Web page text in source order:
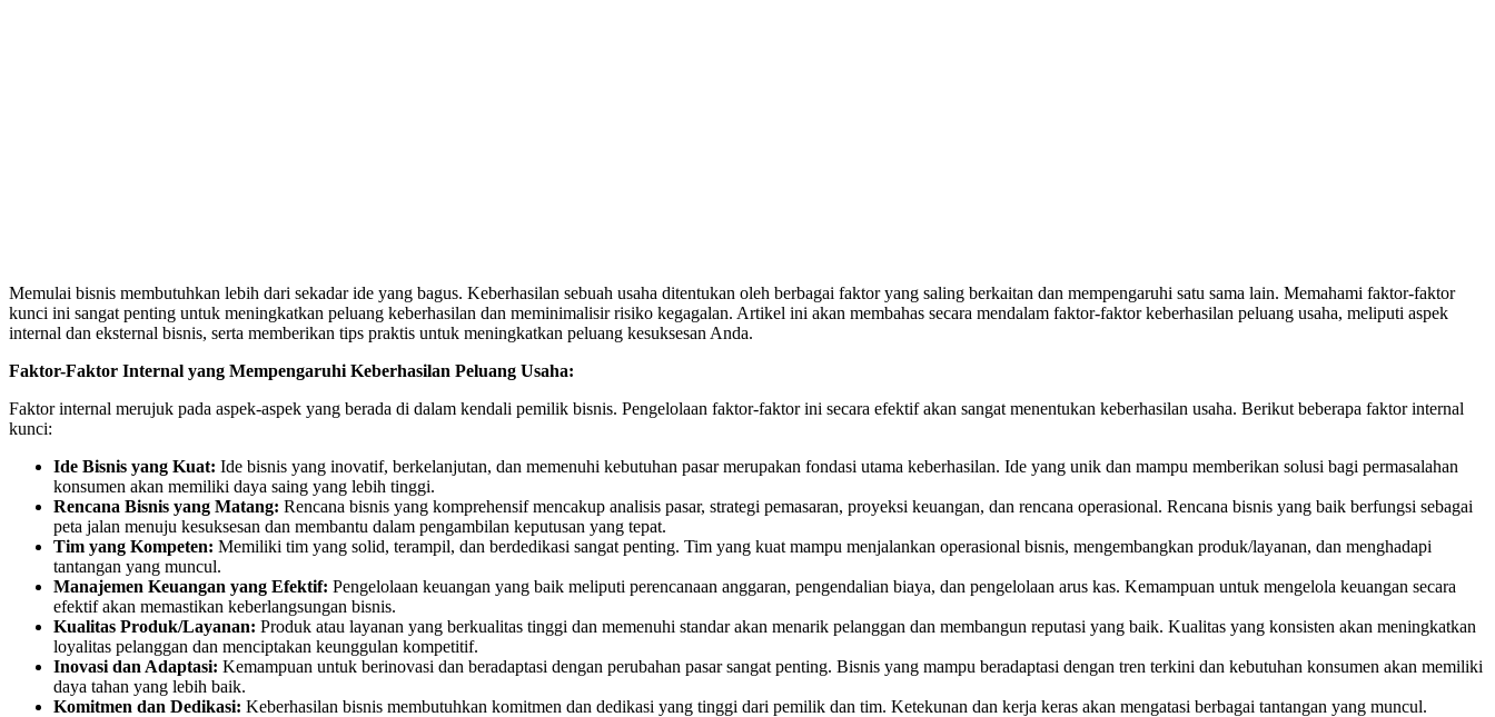
Memulai bisnis membutuhkan lebih dari sekadar ide yang bagus. Keberhasilan sebuah usaha ditentukan oleh berbagai faktor yang saling berkaitan dan mempengaruhi satu sama lain. Memahami faktor-faktor
kunci ini sangat penting untuk meningkatkan peluang keberhasilan dan meminimalisir risiko kegagalan. Artikel ini akan membahas secara mendalam faktor-faktor keberhasilan peluang usaha, meliputi aspek
internal dan eksternal bisnis, serta memberikan tips praktis untuk meningkatkan peluang kesuksesan Anda.
Faktor-Faktor Internal yang Mempengaruhi Keberhasilan Peluang Usaha:
Faktor internal merujuk pada aspek-aspek yang berada di dalam kendali pemilik bisnis. Pengelolaan faktor-faktor ini secara efektif akan sangat menentukan keberhasilan usaha. Berikut beberapa faktor internal
kunci:
Ide Bisnis yang Kuat: Ide bisnis yang inovatif, berkelanjutan, dan memenuhi kebutuhan pasar merupakan fondasi utama keberhasilan. Ide yang unik dan mampu memberikan solusi bagi permasalahan
konsumen akan memiliki daya saing yang lebih tinggi.
Rencana Bisnis yang Matang: Rencana bisnis yang komprehensif mencakup analisis pasar, strategi pemasaran, proyeksi keuangan, dan rencana operasional. Rencana bisnis yang baik berfungsi sebagai
peta jalan menuju kesuksesan dan membantu dalam pengambilan keputusan yang tepat.
Tim yang Kompeten: Memiliki tim yang solid, terampil, dan berdedikasi sangat penting. Tim yang kuat mampu menjalankan operasional bisnis, mengembangkan produk/layanan, dan menghadapi
tantangan yang muncul.
Manajemen Keuangan yang Efektif: Pengelolaan keuangan yang baik meliputi perencanaan anggaran, pengendalian biaya, dan pengelolaan arus kas. Kemampuan untuk mengelola keuangan secara
efektif akan memastikan keberlangsungan bisnis.
Kualitas Produk/Layanan: Produk atau layanan yang berkualitas tinggi dan memenuhi standar akan menarik pelanggan dan membangun reputasi yang baik. Kualitas yang konsisten akan meningkatkan
loyalitas pelanggan dan menciptakan keunggulan kompetitif.
Inovasi dan Adaptasi: Kemampuan untuk berinovasi dan beradaptasi dengan perubahan pasar sangat penting. Bisnis yang mampu beradaptasi dengan tren terkini dan kebutuhan konsumen akan memiliki
daya tahan yang lebih baik.
Komitmen dan Dedikasi: Keberhasilan bisnis membutuhkan komitmen dan dedikasi yang tinggi dari pemilik dan tim. Ketekunan dan kerja keras akan mengatasi berbagai tantangan yang muncul.